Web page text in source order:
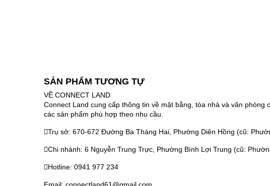
SẢN PHẨM TƯƠNG TỰ
VỀ CONNECT LAND
Connect Land cung cấp thông tin về mặt bằng, tòa nhà và văn
các sản phẩm phù hợp theo nhu cầu.
Trụ sở: 670-672 Đường Ba Tháng Hai, Phường Diên Hồng (cũ:
Chi nhánh: 6 Nguyễn Trung Trực, Phường Bình Lợi Trung (cũ:
Hotline: 0941 977 234